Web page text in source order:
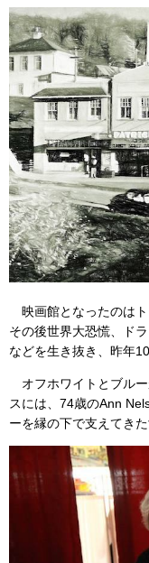
映画館となったのはト
その後世界大恐慌、ド
などを生き抜き、昨年
オフホワイトとブル
スには、74歳のAnn
ーを縁の下で支えてきた